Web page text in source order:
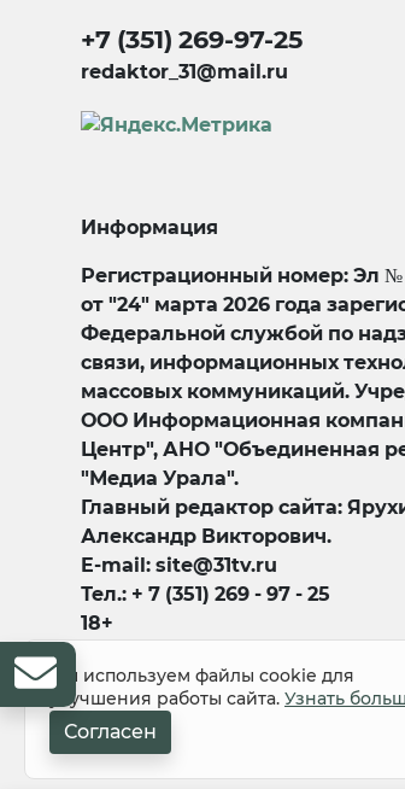
+7 (351) 269-97-25
redaktor_31@mail.ru
Информация
Регистрационный номер: Эл №
от "24" марта 2026 года
Федеральной службой по
связи, информационных
массовых коммуникаций.
ООО Информационная
Центр", АНО "Объединенная
"Медиа Урала".
Главный редактор сайта:
Александр Викторович.
E-mail: site@31tv.ru
Тел.: + 7 (351) 269 - 97 - 25
18+
© 2008-2026 Все права
Мы используем файлы cookie для
улучшения работы сайта. Узнать
Согласен